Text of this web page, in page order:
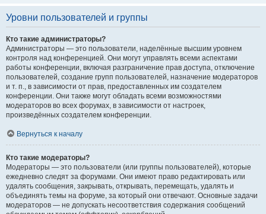
Уровни пользователей и группы
Кто такие администраторы?
Администраторы — это пользователи, наделённые высшим уровнем
контроля над конференцией. Они могут управлять всеми аспектами
работы конференции, включая разграничение прав доступа, отключение
пользователей, создание групп пользователей, назначение модераторов
и т. п., в зависимости от прав, предоставленных им создателем
конференции. Они также могут обладать всеми возможностями
модераторов во всех форумах, в зависимости от настроек,
произведённых создателем конференции.
Вернуться к началу
Кто такие модераторы?
Модераторы — это пользователи (или группы пользователей), которые
ежедневно следят за форумами. Они имеют право редактировать или
удалять сообщения, закрывать, открывать, перемещать, удалять и
объединять темы на форуме, за который они отвечают. Основные задачи
модераторов — не допускать несоответствия содержания сообщений